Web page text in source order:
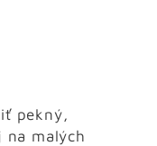
pekný,
na malých